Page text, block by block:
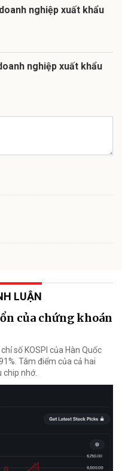
nghiệp xuất khẩu
nghiệp xuất khẩu
LUẬN
của chứng khoán
số KOSPI của Hàn Quốc
Tâm điểm của cả hai
chip nhớ.